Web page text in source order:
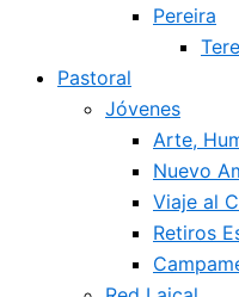
Pereira
Pastoral
Jóvenes
Arte,
Nuevo
Viaje al
Retiros